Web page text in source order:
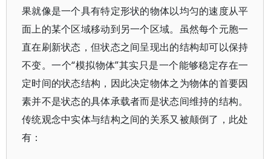
果就像是一个具有特定形状的物体以均匀的速度从平
面上的某个区域移动到另一个区域。虽然每个元胞一
直在刷新状态，但状态之间呈现出的结构却可以保持
不变。一个“模拟物体”其实只是一个能够稳定存在一
定时间的状态结构，因此决定物体之为物体的首要因
素并不是状态的具体承载者而是状态间维持的结构。
传统观念中实体与结构之间的关系又被颠倒了，此处
有：